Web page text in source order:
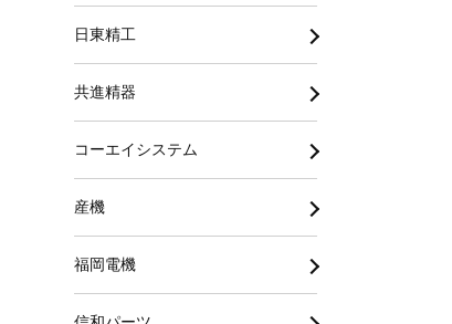
日東精工
共進精器
コーエイシステム
産機
福岡電機